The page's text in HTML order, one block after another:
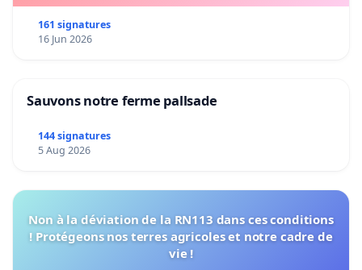
161 signatures
16 Jun 2026
Sauvons notre ferme pallsade
144 signatures
5 Aug 2026
Non à la déviation de la RN113 dans ces conditions
! Protégeons nos terres agricoles et notre cadre de
vie !